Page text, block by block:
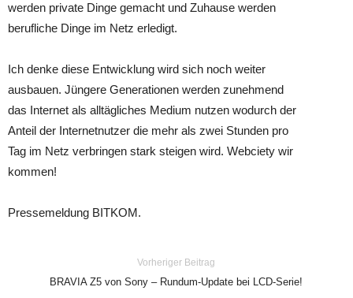
werden private Dinge gemacht und Zuhause werden
berufliche Dinge im Netz erledigt.
Ich denke diese Entwicklung wird sich noch weiter
ausbauen. Jüngere Generationen werden zunehmend
das Internet als alltägliches Medium nutzen wodurch der
Anteil der Internetnutzer die mehr als zwei Stunden pro
Tag im Netz verbringen stark steigen wird. Webciety wir
kommen!
Pressemeldung BITKOM.
Vorheriger Beitrag
BRAVIA Z5 von Sony – Rundum-Update bei LCD-Serie!